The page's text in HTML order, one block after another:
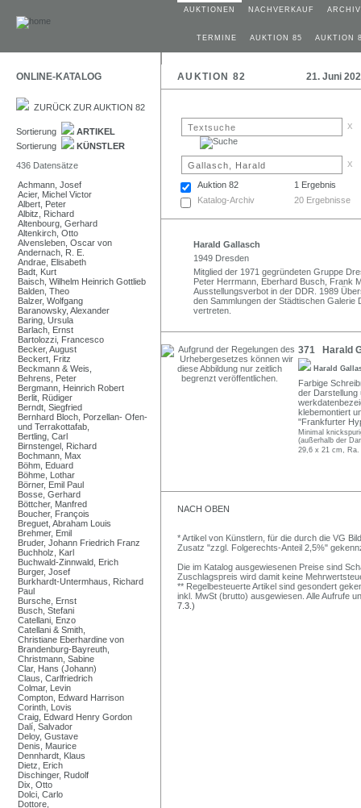
AUKTIONEN NACHVERKAUF ARCHIV
TERMINE AUKTION 85 AUKTION
ONLINE-KATALOG AUKTION 82 21. Juni
ZURÜCK ZUR AUKTION 82
Sortierung
ARTIKEL
Sortierung
KÜNSTLER
436 Datensätze
Achmann, Josef
Acier, Michel Victor
Albert, Peter
Albitz, Richard
Altenbourg, Gerhard
Altenkirch, Otto
Alvensleben, Oscar von
Andernach, R. E.
Andrae, Elisabeth
Badt, Kurt
Baisch, Wilhelm Heinrich Gottlieb
Balden, Theo
Balzer, Wolfgang
Baranowsky, Alexander
Baring, Ursula
Barlach, Ernst
Bartolozzi, Francesco
Becker, August
Beckert, Fritz
Beckmann & Weis,
Behrens, Peter
Bergmann, Heinrich Robert
Berlit, Rüdiger
Berndt, Siegfried
Bernhard Bloch, Porzellan- Ofen-
und Terrakottafab,
Bertling, Carl
Birnstengel, Richard
Bochmann, Max
Böhm, Eduard
Böhme, Lothar
Börner, Emil Paul
Bosse, Gerhard
Böttcher, Manfred
Boucher, François
Breguet, Abraham Louis
Brehmer, Emil
Bruder, Johann Friedrich Franz
Buchholz, Karl
Buchwald-Zinnwald, Erich
Burger, Josef
Burkhardt-Untermhaus, Richard
Paul
Bursche, Ernst
Busch, Stefani
Catellani, Enzo
Catellani & Smith,
Christiane Eberhardine von
Brandenburg-Bayreuth,
Christmann, Sabine
Clar, Hans (Johann)
Claus, Carlfriedrich
Colmar, Levin
Compton, Edward Harrison
Corinth, Lovis
Craig, Edward Henry Gordon
Dalí, Salvador
Deloy, Gustave
Denis, Maurice
Dennhardt, Klaus
Dietz, Erich
Dischinger, Rudolf
Dix, Otto
Dolci, Carlo
Dottore,
x
x
Auktion 82
1 Ergebnis
Katalog-Archiv
20 Ergebnisse
Harald Gallasch
1949 Dresden
Mitglied der 1971 gegründeten Gruppe
Peter Herrmann, Eberhard Busch, Frank
Ausstellungsverbot in der DDR. 1989
den Sammlungen der Städtischen
vertreten.
371 Harald
Harald
Farbige
der Darstellung
klebemontiert
"Frankfurter
Minimal
(außerhalb der
29,6 x 21 cm,
NACH OBEN
* Artikel von Künstlern, für die durch die VG
Zusatz "zzgl. Folgerechts-Anteil 2,5%"
Die im Katalog ausgewiesenen Preise sind
Zuschlagspreis wird damit keine
** Regelbesteuerte Artikel sind gesondert
inkl. MwSt (brutto) ausgewiesen. Alle Aufrufe
7.3.)